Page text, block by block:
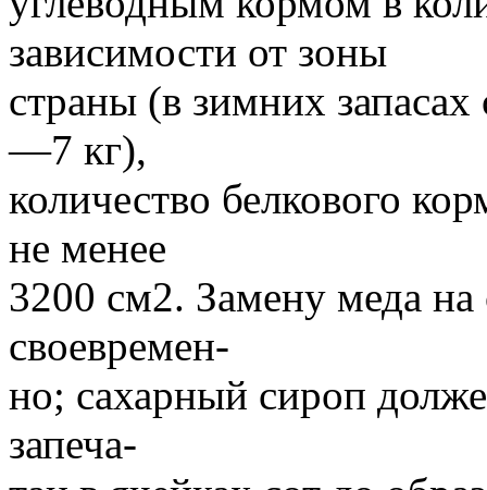
зависимости от зоны
страны (в зимних
—7 кг),
количество белкового
не менее
3200 см2. Замену меда
своевремен-
но; сахарный сироп
запеча-